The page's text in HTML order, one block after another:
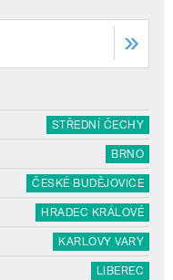
STŘEDNÍ ČECHY
BRNO
ČESKÉ BUDĚJOVICE
HRADEC KRÁLOVÉ
KARLOVY VARY
LIBEREC